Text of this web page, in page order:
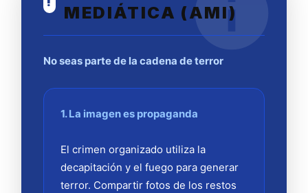
MEDIÁTICA (AMI)
No seas parte de la cadena de terror
1. La imagen es propaganda
El crimen organizado utiliza la
decapitación y el fuego para generar
terror. Compartir fotos de los restos